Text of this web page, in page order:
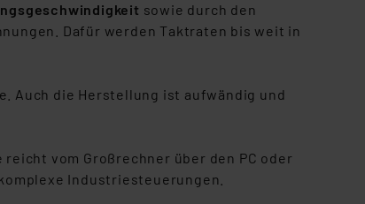
sowie durch den
Dafür werden Taktraten bis weit in
Auch die Herstellung ist aufwändig und
vom Großrechner über den PC oder
Industriesteuerungen.